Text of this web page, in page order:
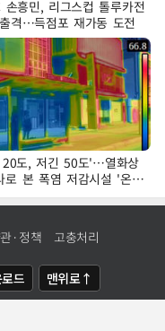
손흥민, 리그스컵 톨루카전
격…득점포 재가동 도전
도, 저긴 50도'…열화상
로 본 폭염 저감시설 '온도
·정책 고충처리
드 맨위로↑